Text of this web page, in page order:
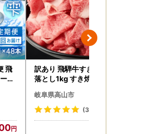
おります。お礼の品とは
い。なお、ふるまどを利
ることができます。
飛
ス
訳あり 飛騨牛すき焼き用切り
落とし1kg すき焼き BV026
岐阜県高山市
(3)